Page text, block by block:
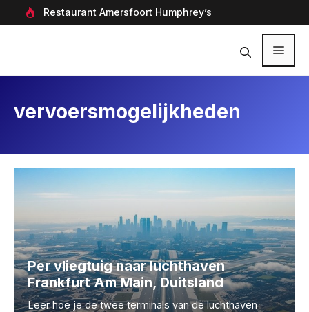
naar
Restaurant Amersfoort Humphrey’s
vervoersmogelijkheden
Per vliegtuig naar luchthaven
Frankfurt Am Main, Duitsland
Leer hoe je de twee terminals van de luchthaven